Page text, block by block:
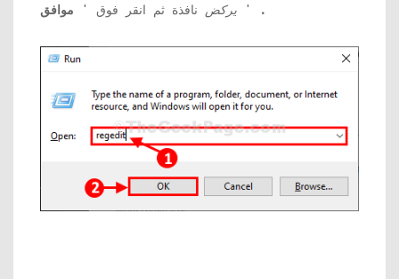
يركض نافذة ثم انقر فوق ' موافق ' .